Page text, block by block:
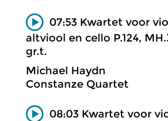
07:53 Kwartet voor
altviool en cello P.124,
gr.t.
Michael Haydn
Constanze Quartet
08:03 Kwartet voor